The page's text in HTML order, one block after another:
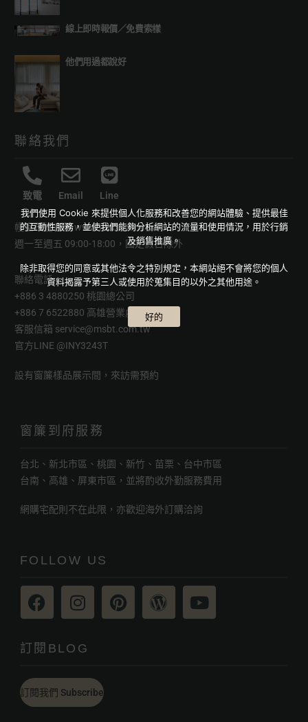
線上即時報價／免費索樣
他們用過都說好
聯絡我們
致電 Email Line
幔室布緹官網www.msbt.com.tw
週一至週五 09:00-18:00，國定假日除外
聯絡電話
+886 3 4880250 桃園總公司
+886 7 6522880 高雄營業處
客服信箱 service@msbt.com.tw
官方LINE @INY3243T
設有窗簾樣品展示間，來訪需預約
窗簾到府服務
台北、新北市區、桃園、新竹、苗栗、台中市區
台南、高雄、屏東市區，並將酌收外勤服務費用
網購宅配則不在此限，亦歡迎海外訂購洽詢
FOLLOW US
訂閱BLOG
訂閱我們 Subscribe
我們使用 Cookie 來提供個人化服務和改善您的網站體驗、提供最佳
的互動性服務，並使我們能夠分析網站的流量和使用情況，用於行銷
及銷售推廣。
除非取得您的同意或其他法令之特別規定，本網站絕不會將您的個人
資料揭露予第三人或使用於蒐集目的以外之其他用途。
好的